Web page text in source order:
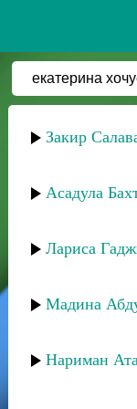
Закир
Асадула
Лариса
Мадина
Нариман